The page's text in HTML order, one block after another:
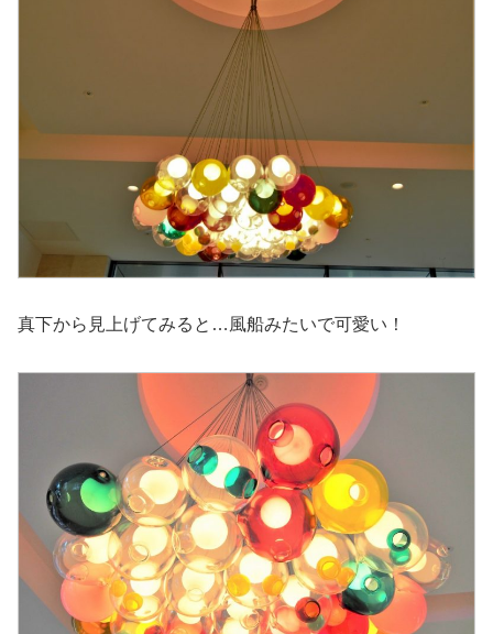
真下から見上げてみると…風船みたいで可愛い！